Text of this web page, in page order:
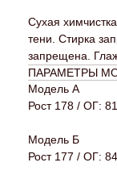
Сухая
тени. Стирка
запрещена.
ПАРАМЕТРЫ
Модель А
Рост 178 / ОГ:
Модель Б
Рост 177 / ОГ: